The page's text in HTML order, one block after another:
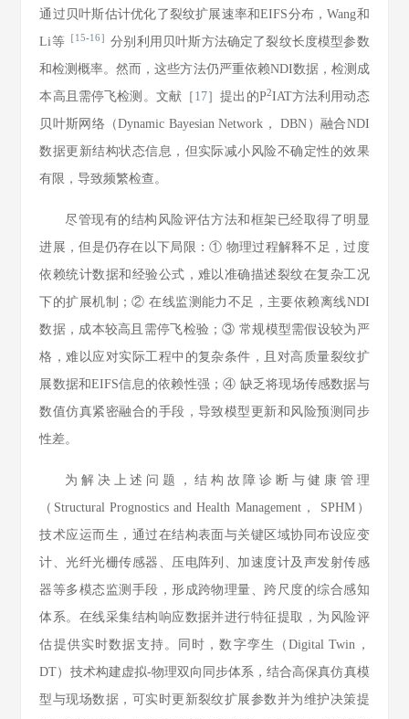
通过贝叶斯估计优化了裂纹扩展速率和EIFS分布，Wang和
Li等 ［15-16］ 分别利用贝叶斯方法确定了裂纹长度模型参数
和检测概率。然而，这些方法仍严重依赖NDI数据，检测成
本高且需停飞检测。文献［ 17］提出的P2IAT方法利用动态
贝叶斯网络（Dynamic Bayesian Network， DBN）融合NDI
数据更新结构状态信息，但实际减小风险不确定性的效果
有限，导致频繁检查。
尽管现有的结构风险评估方法和框架已经取得了明显
进展，但是仍存在以下局限：① 物理过程解释不足，过度
依赖统计数据和经验公式，难以准确描述裂纹在复杂工况
下的扩展机制；② 在线监测能力不足，主要依赖离线NDI
数据，成本较高且需停飞检验；③ 常规模型需假设较为严
格，难以应对实际工程中的复杂条件，且对高质量裂纹扩
展数据和EIFS信息的依赖性强；④ 缺乏将现场传感数据与
数值仿真紧密融合的手段，导致模型更新和风险预测同步
性差。
为解决上述问题，结构故障诊断与健康管理
（Structural Prognostics and Health Management， SPHM）
技术应运而生，通过在结构表面与关键区域协同布设应变
计、光纤光栅传感器、压电阵列、加速度计及声发射传感
器等多模态监测手段，形成跨物理量、跨尺度的综合感知
体系。在线采集结构响应数据并进行特征提取，为风险评
估提供实时数据支持。同时，数字孪生（Digital Twin，
DT）技术构建虚拟-物理双向同步体系，结合高保真仿真模
型与现场数据，可实时更新裂纹扩展参数并为维护决策提